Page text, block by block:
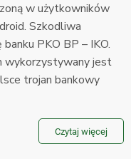
w użytkowników
Szkodliwa
PKO BP – IKO.
wykorzystywany jest
trojan bankowy
Czytaj więcej